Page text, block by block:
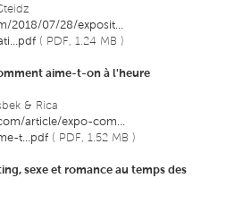
2018/07/28/exposit...
( PDF, 1.24 MB )
aime-t-on à l'heure
& Rica
article/expo-com...
t...pdf ( PDF, 1.52 MB )
sexe et romance au temps des